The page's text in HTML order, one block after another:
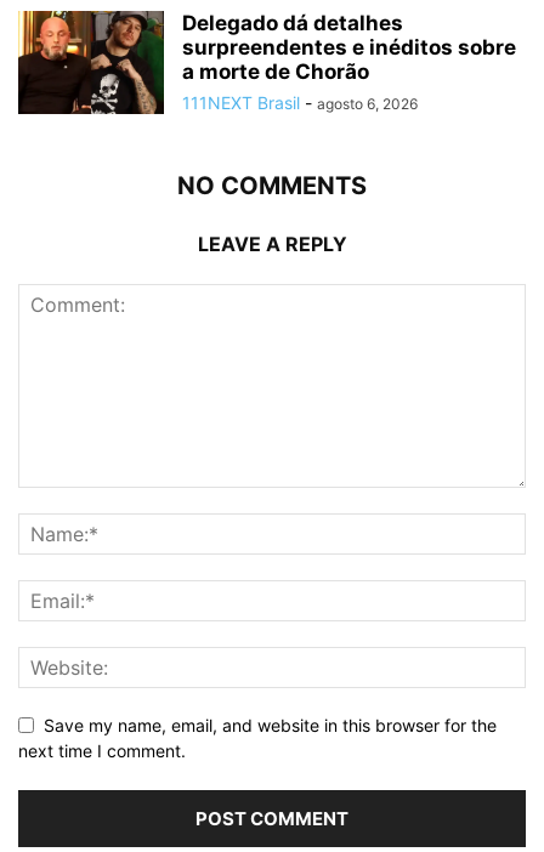
Delegado dá detalhes
surpreendentes e inéditos sobre
a morte de Chorão
111NEXT Brasil - agosto 6, 2026
NO COMMENTS
LEAVE A REPLY
Save my name, email, and website in this browser for the
next time I comment.